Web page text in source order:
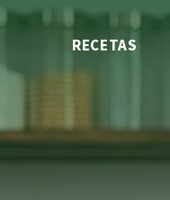
RECETAS